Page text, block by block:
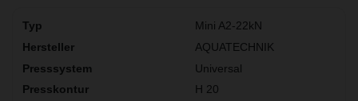
Mini A2-22kN
AQUATECHNIK
Universal
H 20